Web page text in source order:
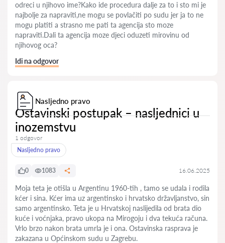
odreci u njihovo ime?Kako ide procedura dalje za to i sto mi je
najbolje za napraviti,ne mogu se povlačiti po sudu jer ja to ne
mogu platiti a strasno me pati ta agencija sto moze
napraviti.Dali ta agencija moze djeci oduzeti mirovinu od
njihovog oca?
Idi na odgovor
Nasljedno pravo
Ostavinski postupak – nasljednici u
inozemstvu
1 odgovor
Nasljedno pravo
0 1083 16.06.2025
Moja teta je otišla u Argentinu 1960-tih , tamo se udala i rodila
kćer i sina. Kćer ima uz argentinsko i hrvatsko državljanstvo, sin
samo argentinsko. Teta je u Hrvatskoj naslijedila od brata dio
kuće i voćnjaka, pravo ukopa na Mirogoju i dva tekuća računa.
Vrlo brzo nakon brata umrla je i ona. Ostavinska rasprava je
zakazana u Općinskom sudu u Zagrebu.